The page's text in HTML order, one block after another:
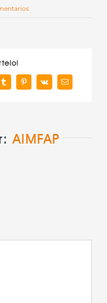
TumblrPinterest
Vk
Correo
electrónico
AIMFAP